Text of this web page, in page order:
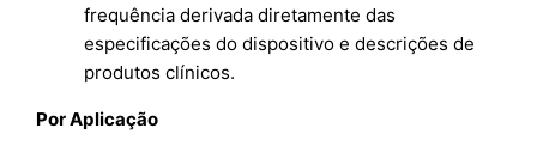
frequência derivada diretamente das
especificações do dispositivo e descrições de
produtos clínicos.
Por Aplicação